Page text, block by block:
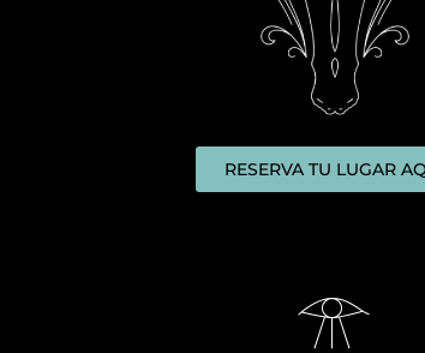
RESERVA TU LUGAR
𓁿